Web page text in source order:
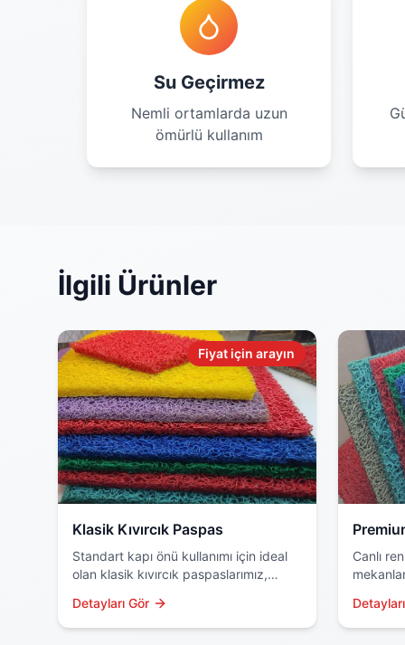
Su Geçirmez
Nemli ortamlarda uzun
ömürlü kullanım
İlgili Ürünler
Fiyat için arayın
Klasik Kıvırcık Paspas
Standart kapı önü kullanımı için ideal
olan klasik kıvırcık paspaslarımız,
özellikleriyle dikkat çeker. Dayanıklı
PVC malzemeden üretilir.
Detayları Gör
Canlı
kullanılır.